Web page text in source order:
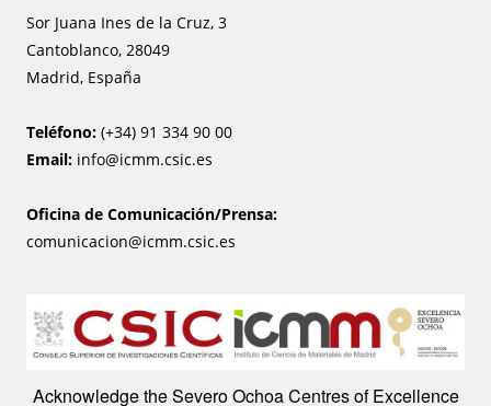
Sor Juana Ines de la Cruz, 3
Cantoblanco, 28049
Madrid, España
Teléfono: (+34) 91 334 90 00
Email: info@icmm.csic.es
Oficina de Comunicación/Prensa:
comunicacion@icmm.csic.es
Image
Acknowledge the Severo Ochoa Centres of Excellence